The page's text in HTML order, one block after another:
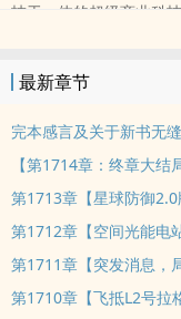
技于一体的超级商业科技
有风险与收益的考量，
最新章节
完本感言及关于新书无
【第1714章：终章大结
第1713章【星球防御
第1712章【空间光能电
第1711章【突发消息，
第1710章【飞抵L2号拉